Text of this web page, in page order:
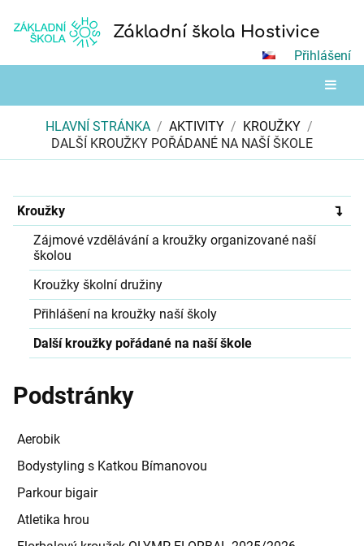
Základní škola Hostivice
Přihlášení
HLAVNÍ STRÁNKA / AKTIVITY / KROUŽKY /
DALŠÍ KROUŽKY POŘÁDANÉ NA NAŠÍ ŠKOLE
Další
kroužky
pořádané
na
naší
škole
Kroužky
Zájmové vzdělávání a kroužky organizované naší
školou
Kroužky školní družiny
Přihlášení na kroužky naší školy
Další kroužky pořádané na naší škole
Podstránky
Aerobik
Bodystyling s Katkou Bímanovou
Parkour bigair
Atletika hrou